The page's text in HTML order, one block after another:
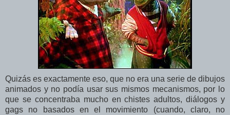
Quizás es exactamente eso, que no era una serie de dibujos
animados y no podía usar sus mismos mecanismos, por lo
que se concentraba mucho en chistes adultos, diálogos y
gags no basados en el movimiento (cuando, claro, no